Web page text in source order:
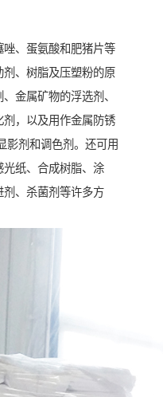
、蛋氨酸和肥猪片等
、树脂及压塑粉的原
金属矿物的浮选剂、
，以及用作金属防锈
影剂和调色剂。还可用
纸、合成树脂、涂
、杀菌剂等许多方